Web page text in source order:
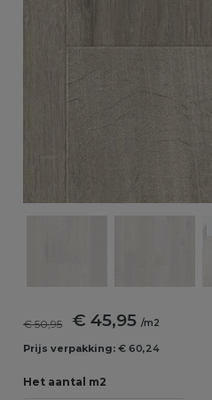
€ 50,95 € 45,95/m2
Prijs verpakking: € 60,24
Het aantal m2